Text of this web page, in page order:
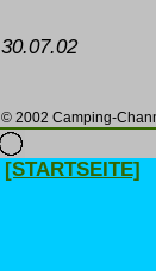
30.07.02
© 2002 Camping-
[STARTSEITE]